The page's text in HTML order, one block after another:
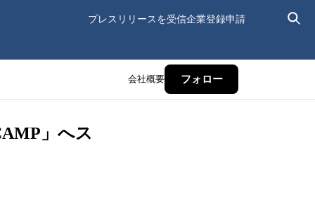
プレスリリースを受信企業登録申請
会社概要 フォロー
」へス